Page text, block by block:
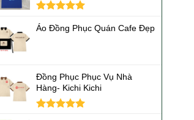
hạng5.00
Áo Đồng Phục Quán Cafe Đẹp
Đồng Phục Phục Vụ Nhà
Hàng- Kichi Kichi